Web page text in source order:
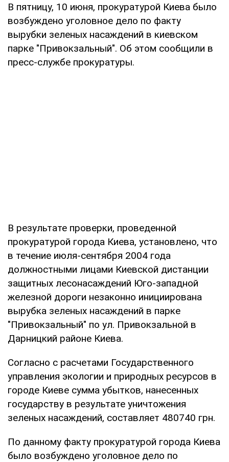
В пятницу, 10 июня, прокуратурой Киева было
возбуждено уголовное дело по факту
вырубки зеленых насаждений в киевском
парке "Привокзальный". Об этом сообщили в
пресс-службе прокуратуры.
В результате проверки, проведенной
прокуратурой города Киева, установлено, что
в течение июля-сентября 2004 года
должностными лицами Киевской дистанции
защитных лесонасаждений Юго-западной
железной дороги незаконно инициирована
вырубка зеленых насаждений в парке
"Привокзальный" по ул. Привокзальной в
Дарницкий районе Киева.
Согласно с расчетами Государственного
управления экологии и природных ресурсов в
городе Киеве сумма убытков, нанесенных
государству в результате уничтожения
зеленых насаждений, составляет 480740 грн.
По данному факту прокуратурой города Киева
было возбуждено уголовное дело по